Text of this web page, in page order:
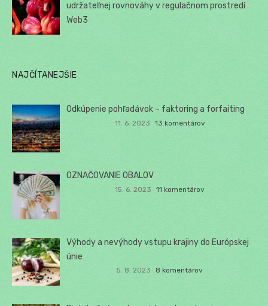
udržateľnej rovnováhy v regulačnom prostredí
Web3
NAJČÍTANEJŠIE
Odkúpenie pohľadávok – faktoring a forfaiting
11. 6. 2023 13 komentárov
OZNAČOVANIE OBALOV
15. 6. 2023 11 komentárov
Výhody a nevýhody vstupu krajiny do Európskej
únie
5. 8. 2023 8 komentárov